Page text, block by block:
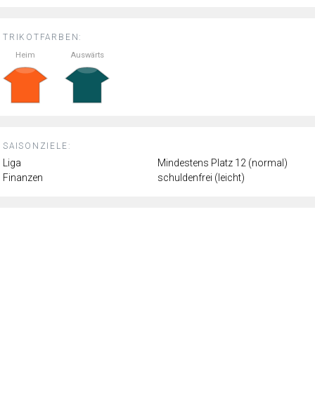
TRIKOTFARBEN:
Heim Auswärts
SAISONZIELE:
Liga
Mindestens Platz 12 (normal)
Finanzen
schuldenfrei (leicht)